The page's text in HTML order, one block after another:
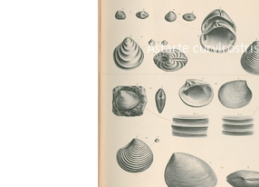
Astarte curvirostris